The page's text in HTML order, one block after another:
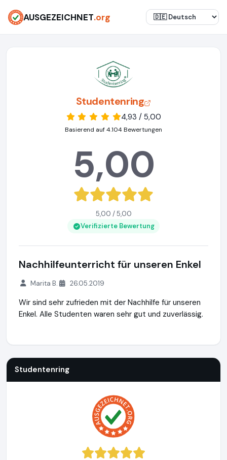
AUSGEZEICHNET.org
Studentenring
4,93 / 5,00
Basierend auf 4.104 Bewertungen
5,00
5,00 / 5,00
Verifizierte Bewertung
Nachhilfeunterricht für unseren Enkel
Marita B. 26.05.2019
Wir sind sehr zufrieden mit der Nachhilfe für unseren
Enkel. Alle Studenten waren sehr gut und zuverlässig.
Studentenring